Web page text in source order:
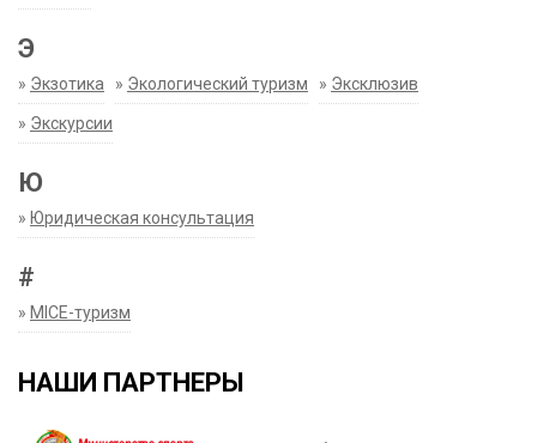
Э
» Экзотика » Экологический туризм » Эксклюзив
» Экскурсии
Ю
» Юридическая консультация
#
» MICE-туризм
НАШИ ПАРТНЕРЫ